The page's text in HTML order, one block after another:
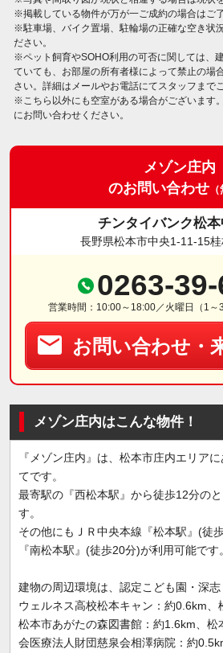
※掲載している物件が万が一ご成約の場合はご
※駐車場、バイク置場、駐輪場の正確な空き状
ださい。
※ペット飼育やSOHO利用の可否に関しては、
ていても、お部屋の所有者様によって禁止の場
さい。詳細はメールやお電話にてスタッフまで
※こちら以外にも空室がある場合がございます
にお問い合わせください。
メゾン庄内
のお問い合わせ
チンタイバンク松
長野県松本市中央1-11-15
0263-
営業時間：10:00～18:00／火曜日（1～
お問い合わせ・
メゾン庄内はこんな物件！
『メゾン庄内』は、松本市庄内エリア
てです。
最寄駅の『西松本駅』から徒歩12分の
す。
その他にもＪＲ中央本線『松本駅』(徒
『南松本駅』(徒歩20分)が利用可能です。
建物の周辺環境は、認定こども園・深
ウェルネス高校松本キャン：約0.6km、
松本市あがたの森図書館：約1.6km、松
会医療法人財団慈泉会相澤病院：約